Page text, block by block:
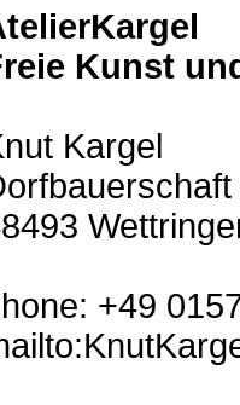
Kunst
Kargel
+49